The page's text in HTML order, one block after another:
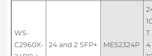
WS-
C2960X-
24 and 2 SFP+ MES2324P
T
4